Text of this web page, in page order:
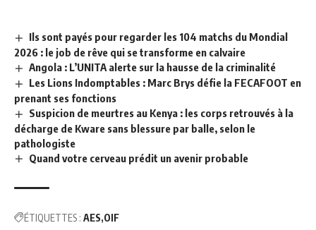
Ils sont payés pour regarder les 104 matchs du Mondial
2026 : le job de rêve qui se transforme en calvaire
Angola : L’UNITA alerte sur la hausse de la criminalité
Les Lions Indomptables : Marc Brys défie la FECAFOOT en
prenant ses fonctions
Suspicion de meurtres au Kenya : les corps retrouvés à la
décharge de Kware sans blessure par balle, selon le
pathologiste
Quand votre cerveau prédit un avenir probable
ÉTIQUETTES : AES OIF